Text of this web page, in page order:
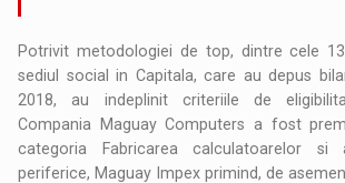
Potrivit metodologiei de top, dintre cele
sediul social in Capitala, care au depus
2018, au indeplinit criteriile de
Compania Maguay Computers a fost
categoria Fabricarea calculatoarelor si
periferice, Maguay Impex primind, de